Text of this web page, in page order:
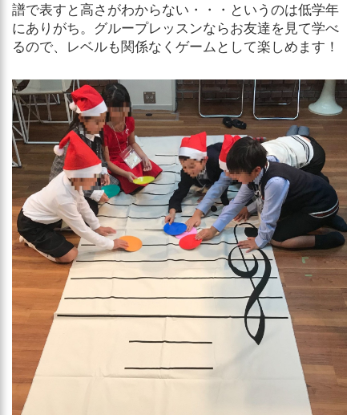
譜で表すと高さがわからない・・・というのは低学年
にありがち。グループレッスンならお友達を見て学べ
るので、レベルも関係なくゲームとして楽しめます！